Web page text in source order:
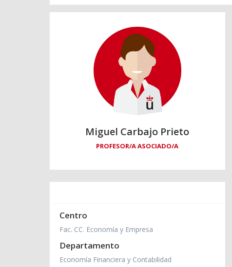
Miguel Carbajo Prieto
PROFESOR/A ASOCIADO/A
Centro
Fac. CC. Economía y Empresa
Departamento
Economía Financiera y Contabilidad